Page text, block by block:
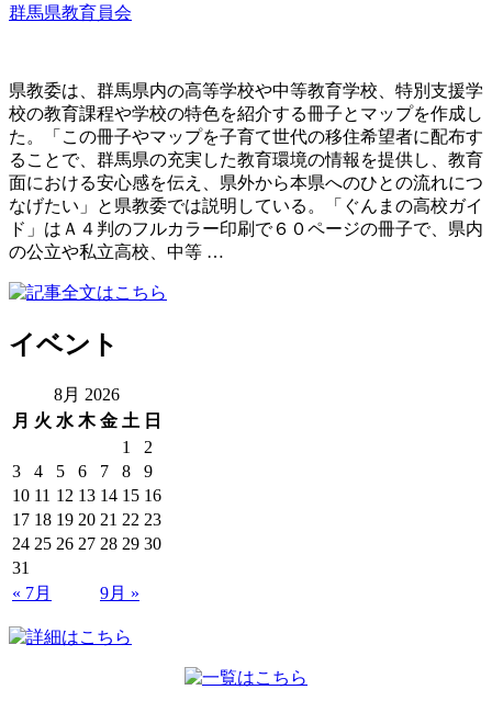
群馬県教育員会
県教委は、群馬県内の高等学校や中等教育学校、特別支援学
校の教育課程や学校の特色を紹介する冊子とマップを作成し
た。「この冊子やマップを子育て世代の移住希望者に配布す
ることで、群馬県の充実した教育環境の情報を提供し、教育
面における安心感を伝え、県外から本県へのひとの流れにつ
なげたい」と県教委では説明している。「ぐんまの高校ガイ
ド」はＡ４判のフルカラー印刷で６０ページの冊子で、県内
の公立や私立高校、中等 …
イベント
8月 2026
月 火 水 木 金 土 日
1
2
3
4 5 6 7 8
9
10 11 12 13 14 15 16
17 18 19 20 21 22 23
24 25 26 27 28 29 30
31
« 7月
9月 »